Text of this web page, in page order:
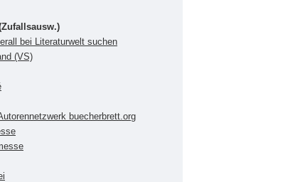
bei Literaturwelt suchen
(VS)
buecherbrett.org